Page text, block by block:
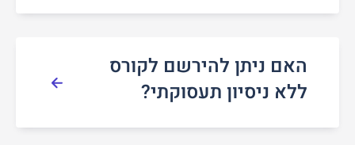
האם ניתן להירשם לקורס
ללא ניסיון תעסוקתי?